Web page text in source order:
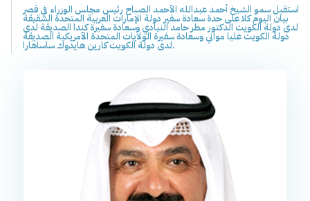
استقبل سمو الشيخ أحمد عبدالله الأحمد الصباح رئيس مجلس الوزراء في قصر
بيان اليوم كلا على حدة سعادة سفير دولة الإمارات العربية المتحدة الشقيقة
لدى دولة الكويت الدكتور مطر حامد النيادي وسعادة سفيرة كندا الصديقة لدى
دولة الكويت عليا مواني وسعادة سفيرة الولايات المتحدة الأمريكية الصديقة
لدى دولة الكويت كارين هايدوك ساساهارا.